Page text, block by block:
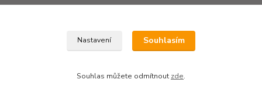
Upravit sběr cookies.
Nastavení Souhlasím
Souhlas můžete odmítnout zde.